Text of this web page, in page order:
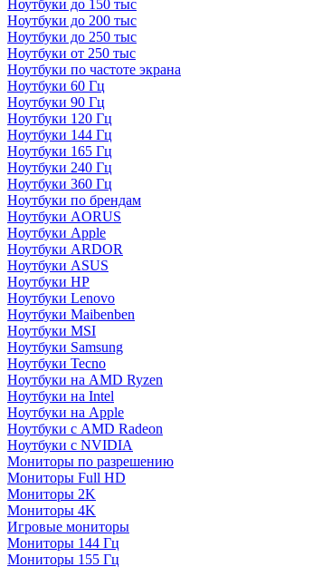
Ноутбуки до 150 тыс
Ноутбуки до 200 тыс
Ноутбуки до 250 тыс
Ноутбуки от 250 тыс
Ноутбуки по частоте экрана
Ноутбуки 60 Гц
Ноутбуки 90 Гц
Ноутбуки 120 Гц
Ноутбуки 144 Гц
Ноутбуки 165 Гц
Ноутбуки 240 Гц
Ноутбуки 360 Гц
Ноутбуки по брендам
Ноутбуки AORUS
Ноутбуки Apple
Ноутбуки ARDOR
Ноутбуки ASUS
Ноутбуки HP
Ноутбуки Lenovo
Ноутбуки Maibenben
Ноутбуки MSI
Ноутбуки Samsung
Ноутбуки Tecno
Ноутбуки на AMD Ryzen
Ноутбуки на Intel
Ноутбуки на Apple
Ноутбуки с AMD Radeon
Ноутбуки с NVIDIA
Мониторы по разрешению
Мониторы Full HD
Мониторы 2K
Мониторы 4K
Игровые мониторы
Мониторы 144 Гц
Мониторы 155 Гц